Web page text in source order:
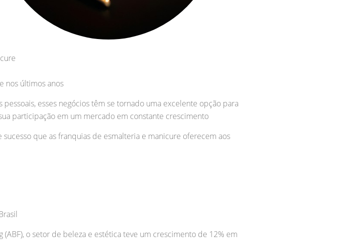
nos últimos anos
esses negócios têm se tornado uma excelente opção para
participação em um mercado em constante crescimento
que as franquias de esmalteria e manicure oferecem aos
o setor de beleza e estética teve um crescimento de 12% em